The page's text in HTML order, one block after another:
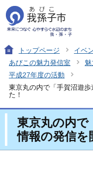
トップページ
イベ
あびこの魅力発信室
平成27年度の活動
東京丸の内で「手賀沼遊
た！
東京丸の内で
情報の発信を